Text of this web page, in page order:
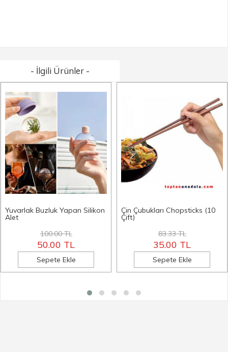
- İlgili Ürünler -
Yuvarlak Buzluk Yapan Silikon
Alet
100.00 TL
50.00 TL
Sepete Ekle
Çin Çubukları Chopsticks (10
Çift)
83.33 TL
35.00 TL
Sepete Ekle